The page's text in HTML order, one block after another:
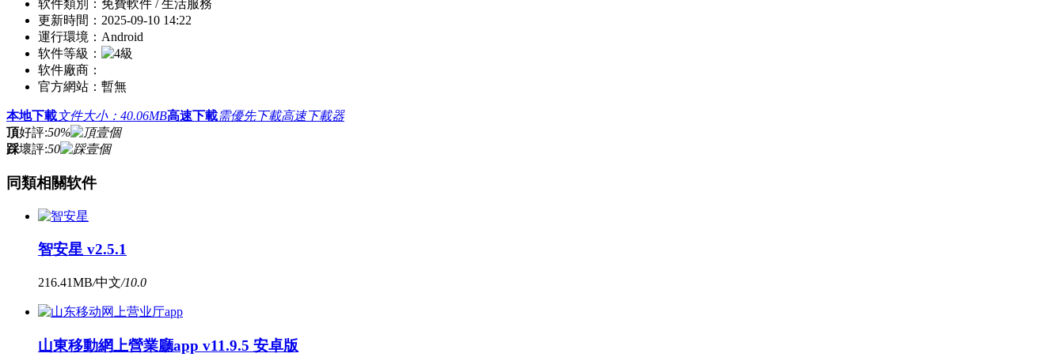
软件類別： 免費軟件 / 生活服務
更新時間： 2025-09-10 14:22
運行環境： Android
软件等級：
软件廠商：
官方網站： 暫無
本地下載文件大小：40.06MB高速下載需優先下載高速下載器
頂好評:50%
踩壞評:50
同類相關软件
智安星 v2.5.1
216.41MB/中文/10.0
山東移動網上營業廳app v11.9.5 安卓版